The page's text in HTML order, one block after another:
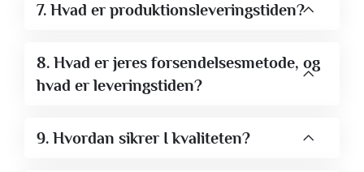
7. Hvad er produktionsleveringstiden?
8. Hvad er jeres forsendelsesmetode, og
hvad er leveringstiden?
9. Hvordan sikrer I kvaliteten?